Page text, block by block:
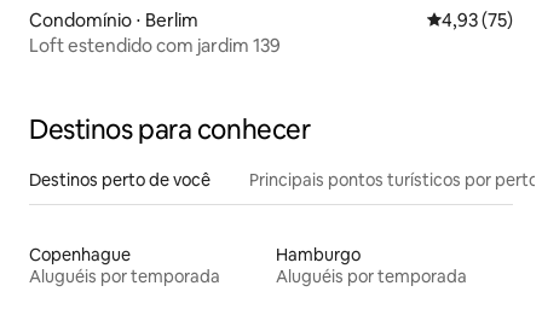
Condomínio ⋅ Berlim 4,93 de uma
4,93 (75)
Loft estendido com jardim 139
Destinos para conhecer
Destinos perto de você Principais pontos turísticos por perto
Copenhague
Aluguéis por temporada
Hamburgo
Aluguéis por temporada